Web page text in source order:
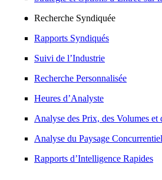
Recherche Syndiquée
Rapports Syndiqués
Suivi de l’Industrie
Recherche Personnalisée
Heures d’Analyste
Analyse des Prix, des Volumes et
Analyse du Paysage Concurrentiel
Rapports d’Intelligence Rapides